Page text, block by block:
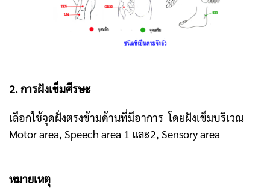
2. การฝังเข็มศีรษะ
เลือกใช้จุดฝั่งตรงข้ามด้านที่มีอาการ โดยฝังเข็มบริเวณ
Motor area, Speech area 1 และ2, Sensory area
หมายเหตุ